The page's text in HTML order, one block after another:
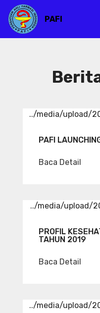
PAFI
../media/upload/
PAFI
Baca Detail
../media/upload/
PROFIL
TAHUN 2019
Baca Detail
../media/upload/